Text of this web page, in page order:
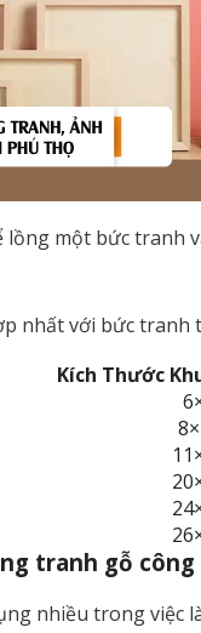
một bức tranh
nhất với bức
Kích Thước
tranh gỗ
nhiều trong việc